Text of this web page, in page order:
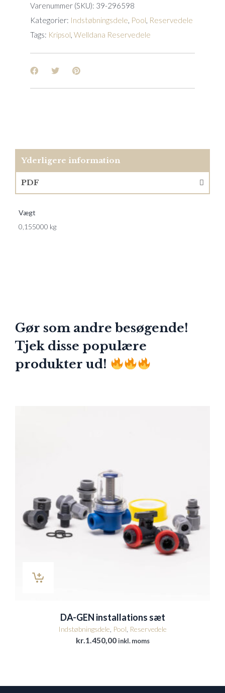
Varenummer (SKU): 39-296598
Kategorier: Indstøbningsdele Pool Reservedele
Tags: Kripsol Welldana Reservedele
Yderligere information
PDF
Vægt
0,155000 kg
Gør som andre besøgende!
Tjek disse populære
produkter ud!
DA-GEN installations sæt
Indstøbningsdele Pool Reservedele
kr. 1.450,00 inkl. moms